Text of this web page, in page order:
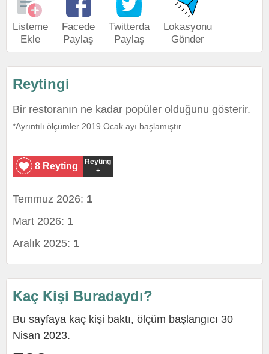
Listeme
Ekle
Facede
Paylaş
Twitterda
Paylaş
Lokasyonu
Gönder
Reytingi
Bir restoranın ne kadar popüler olduğunu gösterir.
*Ayrıntılı ölçümler 2019 Ocak ayı başlamıştır.
8 Reyting
Reyting
+
Temmuz 2026: 1
Mart 2026: 1
Aralık 2025: 1
Kaç Kişi Buradaydı?
Bu sayfaya kaç kişi baktı, ölçüm başlangıcı 30
Nisan 2023.